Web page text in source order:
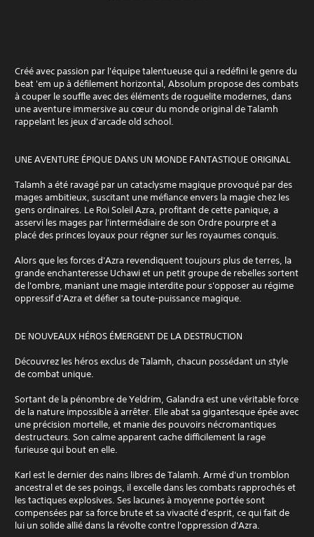
Créé avec passion par l'équipe talentueuse qui a redéfini le genre du
beat 'em up à défilement horizontal, Absolum propose des combats
à couper le souffle avec des éléments de roguelite modernes, dans
une aventure immersive au cœur du monde original de Talamh
rappelant les jeux d'arcade old school.
UNE AVENTURE ÉPIQUE DANS UN MONDE FANTASTIQUE ORIGINAL
Talamh a été ravagé par un cataclysme magique provoqué par des
mages ambitieux, suscitant une méfiance envers la magie chez les
gens ordinaires. Le Roi Soleil Azra, profitant de cette panique, a
asservi les mages par l'intermédiaire de son Ordre pourpre et a
placé des princes loyaux pour régner sur les royaumes conquis.
Alors que les forces d'Azra revendiquent toujours plus de terres, la
grande enchanteresse Uchawi et un petit groupe de rebelles sortent
de l'ombre, maniant une magie interdite pour s'opposer au régime
oppressif d'Azra et défier sa toute-puissance magique.
DE NOUVEAUX HÉROS ÉMERGENT DE LA DESTRUCTION
Découvrez les héros exclus de Talamh, chacun possédant un style
de combat unique.
Sortant de la pénombre de Yeldrim, Galandra est une véritable force
de la nature impossible à arrêter. Elle abat sa gigantesque épée avec
une précision mortelle, et manie des pouvoirs nécromantiques
destructeurs. Son calme apparent cache difficilement la rage
furieuse qui bout en elle.
Karl est le dernier des nains libres de Talamh. Armé d'un tromblon
ancestral et de ses poings, il excelle dans les combats rapprochés et
les tactiques explosives. Ses lacunes à moyenne portée sont
compensées par sa force brute et sa vivacité d'esprit, ce qui fait de
lui un solide allié dans la révolte contre l'oppression d'Azra.